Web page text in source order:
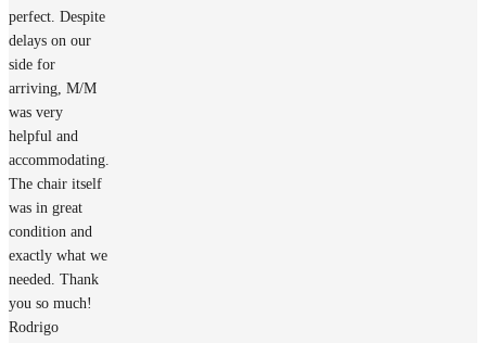
perfect. Despite
delays on our
side for
arriving, M/M
was very
helpful and
accommodating.
The chair itself
was in great
condition and
exactly what we
needed. Thank
you so much!
Rodrigo